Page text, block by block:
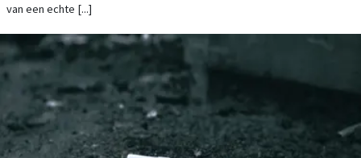
van een echte [...]